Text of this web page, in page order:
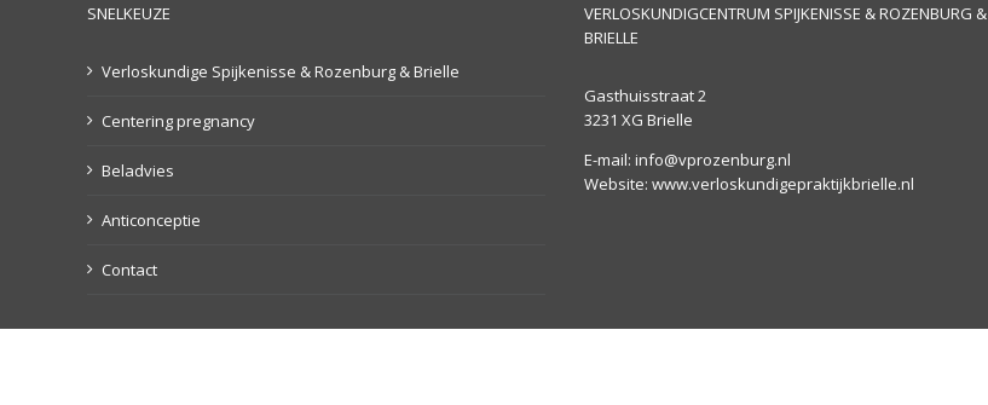
SNELKEUZE
Verloskundige Spijkenisse & Rozenburg & Brielle
Centering pregnancy
Beladvies
Anticonceptie
Contact
VERLOSKUNDIGCENTRUM SPIJKENISSE & ROZENBURG &
BRIELLE
Gasthuisstraat 2
3231 XG Brielle
E-mail: info@vprozenburg.nl
Website: www.verloskundigepraktijkbrielle.nl